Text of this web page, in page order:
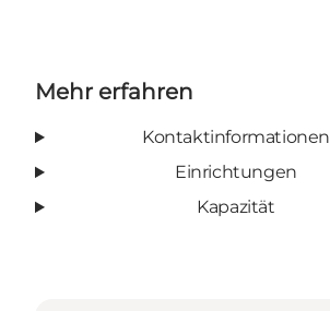
Mehr erfahren
Kontaktinformationen
Einrichtungen
Kapazität